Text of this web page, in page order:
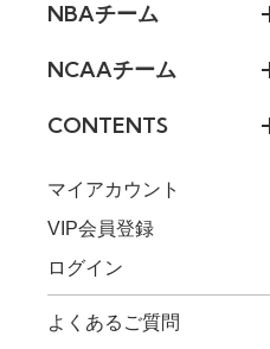
NBAチーム
NCAAチーム
CONTENTS
マイアカウント
VIP会員登録
ログイン
よくあるご質問